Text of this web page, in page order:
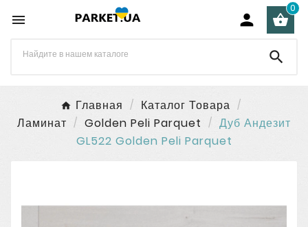
  
0

Главная
Каталог Товара
Ламинат
Golden Peli Parquet
Дуб Андезит
GL522 Golden Peli Parquet